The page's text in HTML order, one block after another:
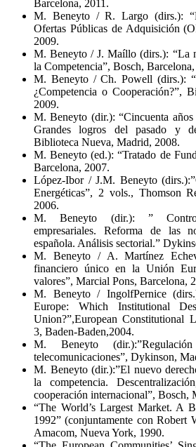
Barcelona, 2011.
M. Beneyto / R. Largo (dirs.):
Ofertas Públicas de Adquisición
2009.
M. Beneyto / J. Maíllo (dirs.): “La
la Competencia”, Bosch,
M. Beneyto / Ch. Powell (dirs.):
¿Competencia o Cooperación?”,
2009.
M. Beneyto (dir.): “Cincuenta años
Grandes logros del pasado y
Biblioteca Nueva, Madrid, 2008.
M. Beneyto (ed.): “Tratado de
Barcelona, 2007.
López-Ibor / J.M. Beneyto
Energéticas”, 2 vols., Thomson
2006.
M. Beneyto (dir.): ”
empresariales. Reforma de las
española. Análisis sectorial.”
M. Beneyto / A. Martínez
financiero único en la Unión
valores”, Marcial Pons, Barcelona,
M. Beneyto / IngolfPernice
Europe: Which Institutional
Union?”,European Constitutional
3, Baden-Baden,2004.
M. Beneyto
telecomunicaciones”, Dykinson,
M. Beneyto (dir.):”El nuevo
la competencia.
cooperación internacional”, Bosch,
“The World’s Largest Market. A
1992” (conjuntamente con Robert
Amacom, Nueva York, 1990.